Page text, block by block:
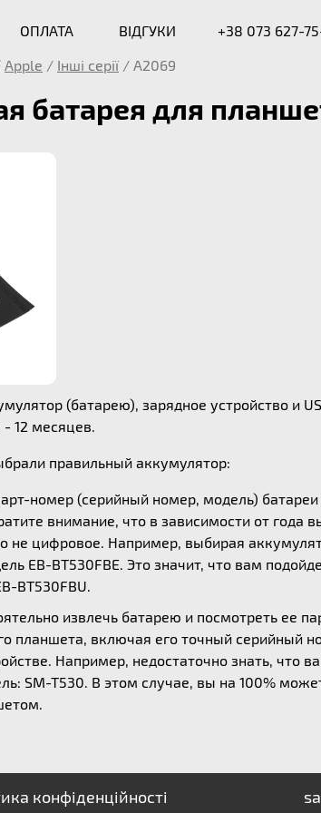
ОПЛАТА ВІДГУКИ +38 073 627-
Apple / Інші серії / A2069
батарея для
(батарею), зарядное устройство и
- 12 месяцев.
правильный аккумулятор:
номер (серийный номер, модель)
внимание, что в зависимости от года
не цифровое. Например, выбирая
EB-BT530FBE. Это значит, что вам
BT530FBU.
извлечь батарею и посмотреть ее
планшета, включая его точный серийный
Например, недостаточно знать, что
SM-T530. В этом случае, вы на 100%
конфіденційності